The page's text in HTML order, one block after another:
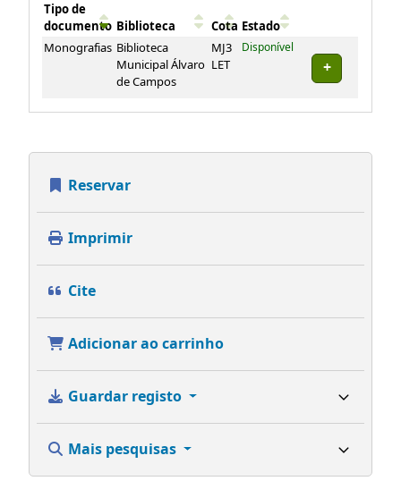
Exemplares
Tipo de
documento Biblioteca Cota Estado
Monografias Biblioteca
Municipal Álvaro
de Campos
MJ3
LET
Disponível
Reservar
Imprimir
Cite
Adicionar ao carrinho
Guardar registo
Mais pesquisas